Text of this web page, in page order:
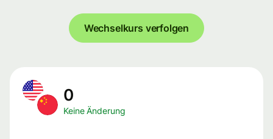
Wechselkurs verfolgen
0
Keine Änderung